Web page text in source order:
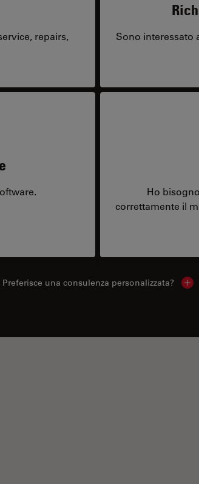
repairs,
Sono interessato
Ho
correttamente il
Preferisce una consulenza personalizzata?